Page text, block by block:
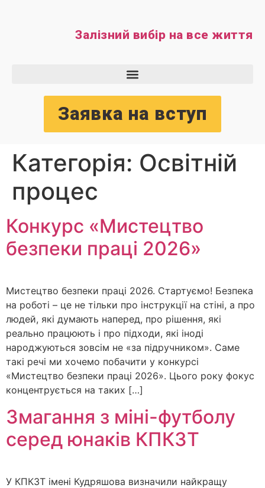
Залізний вибір на все життя
Заявка на вступ
Категорія: Освітній
процес
Конкурс «Мистецтво
безпеки праці 2026»
Мистецтво безпеки праці 2026. Стартуємо! Безпека
на роботі – це не тільки про інструкції на стіні, а про
людей, які думають наперед, про рішення, які
реально працюють і про підходи, які іноді
народжуються зовсім не «за підручником». Саме
такі речі ми хочемо побачити у конкурсі
«Мистецтво безпеки праці 2026». Цього року фокус
концентрується на таких […]
Змагання з міні-футболу
серед юнаків КПКЗТ
У КПКЗТ імені Кудряшова визначили найкращу